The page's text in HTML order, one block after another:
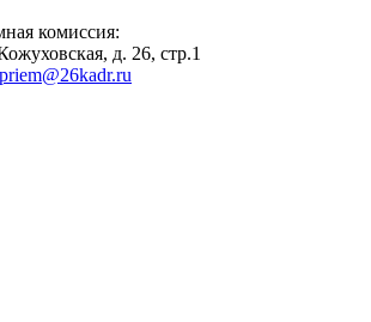
комиссия:
д. 26, стр.1
priem@26kadr.ru